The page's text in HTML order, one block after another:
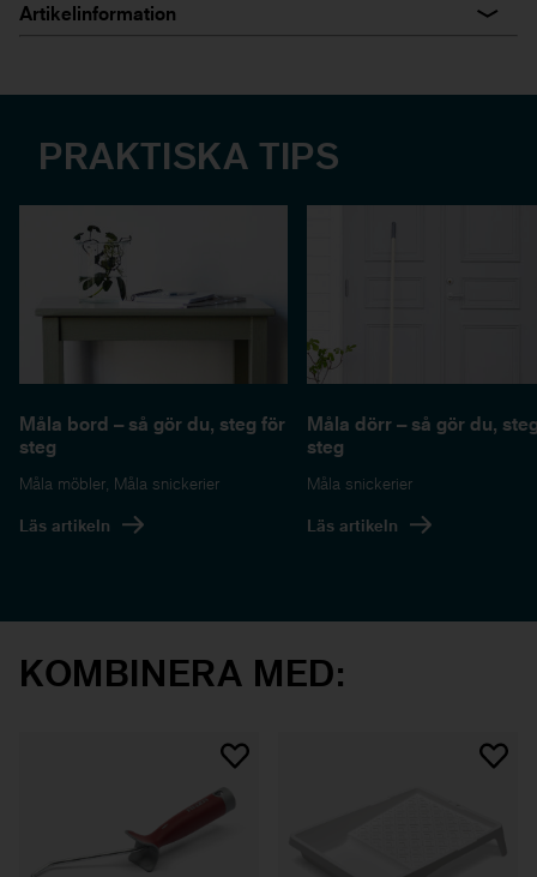
Artikelinformation
PRAKTISKA TIPS
Måla bord – så gör du, steg för
steg
Måla möbler Måla snickerier
Läs artikeln
Måla dörr – så gör du,
steg
Måla snickerier
Läs artikeln
KOMBINERA MED: